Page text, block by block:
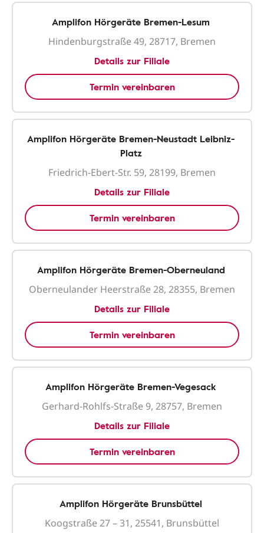
Amplifon Hörgeräte Bremen-Lesum
Hindenburgstraße 49, 28717, Bremen
Details zur Filiale
Termin vereinbaren
Amplifon Hörgeräte Bremen-Neustadt Leibniz-
Platz
Friedrich-Ebert-Str. 59, 28199, Bremen
Details zur Filiale
Termin vereinbaren
Amplifon Hörgeräte Bremen-Oberneuland
Oberneulander Heerstraße 28, 28355, Bremen
Details zur Filiale
Termin vereinbaren
Amplifon Hörgeräte Bremen-Vegesack
Gerhard-Rohlfs-Straße 9, 28757, Bremen
Details zur Filiale
Termin vereinbaren
Amplifon Hörgeräte Brunsbüttel
Koogstraße 27 – 31, 25541, Brunsbüttel